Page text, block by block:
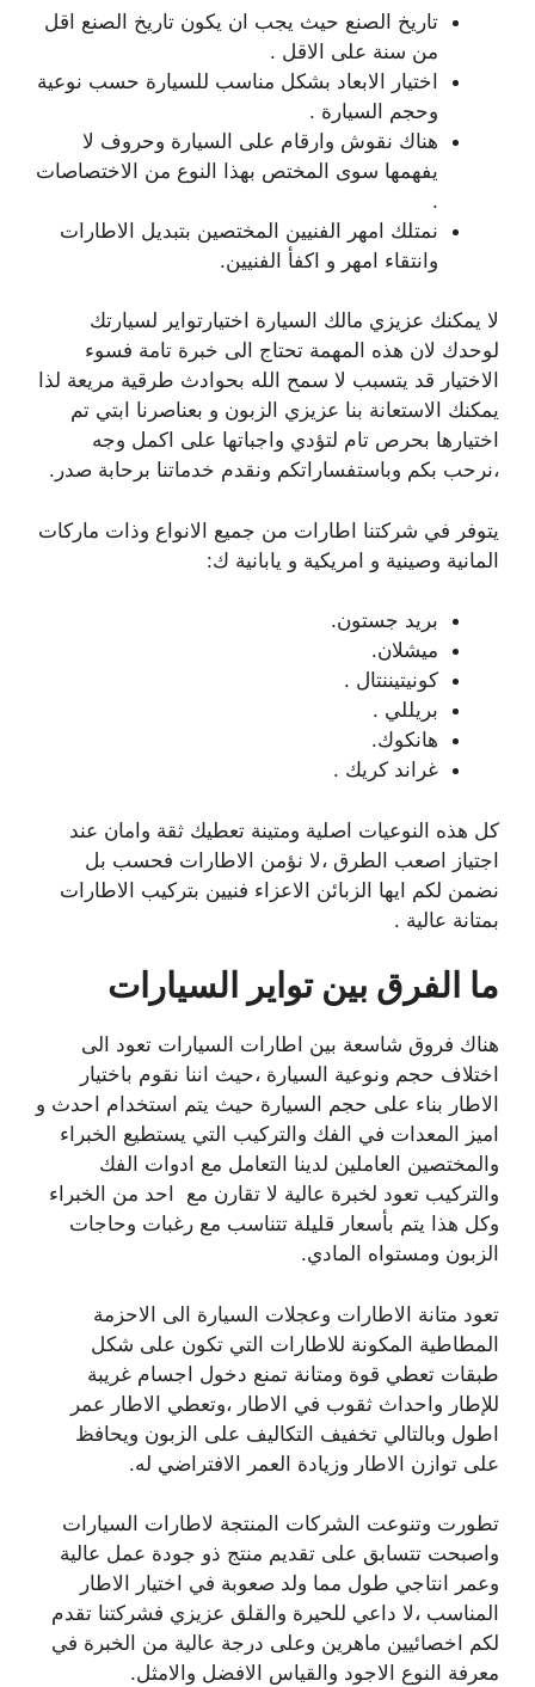
تاريخ الصنع حيث يجب ان يكون تاريخ الصنع اقل
من سنة على الاقل .
اختيار الابعاد بشكل مناسب للسيارة حسب نوعية
وحجم السيارة .
هناك نقوش وارقام على السيارة وحروف لا
يفهمها سوى المختص بهذا النوع من الاختصاصات
.
نمتلك امهر الفنيين المختصين بتبديل الاطارات
وانتقاء امهر و اكفأ الفنيين.
لا يمكنك عزيزي مالك السيارة اختيارتواير لسيارتك
لوحدك لان هذه المهمة تحتاج الى خبرة تامة فسوء
الاختيار قد يتسبب لا سمح الله بحوادث طرقية مريعة لذا
يمكنك الاستعانة بنا عزيزي الزبون و بعناصرنا ابتي تم
اختيارها بحرص تام لتؤدي واجباتها على اكمل وجه
،نرحب بكم وباستفساراتكم ونقدم خدماتنا برحابة صدر.
يتوفر في شركتنا اطارات من جميع الانواع وذات ماركات
المانية وصينية و امريكية و يابانية ك:
بريد جستون.
ميشلان.
كونيتيننتال .
بريللي .
هانكوك.
غراند كريك .
كل هذه النوعيات اصلية ومتينة تعطيك ثقة وامان عند
اجتياز اصعب الطرق ،لا نؤمن الاطارات فحسب بل
نضمن لكم ايها الزبائن الاعزاء فنيين بتركيب الاطارات
بمتانة عالية .
ما الفرق بين تواير السيارات
هناك فروق شاسعة بين اطارات السيارات تعود الى
اختلاف حجم ونوعية السيارة ،حيث اننا نقوم باختيار
الاطار بناء على حجم السيارة حيث يتم استخدام احدث و
اميز المعدات في الفك والتركيب التي يستطيع الخبراء
والمختصين العاملين لدينا التعامل مع ادوات الفك
والتركيب تعود لخبرة عالية لا تقارن مع احد من الخبراء
وكل هذا يتم بأسعار قليلة تتناسب مع رغبات وحاجات
الزبون ومستواه المادي.
تعود متانة الاطارات وعجلات السيارة الى الاحزمة
المطاطية المكونة للاطارات التي تكون على شكل
طبقات تعطي قوة ومتانة تمنع دخول اجسام غريبة
للإطار واحداث ثقوب في الاطار ،وتعطي الاطار عمر
اطول وبالتالي تخفيف التكاليف على الزبون ويحافظ
على توازن الاطار وزيادة العمر الافتراضي له.
تطورت وتنوعت الشركات المنتجة لاطارات السيارات
واصبحت تتسابق على تقديم منتج ذو جودة عمل عالية
وعمر انتاجي طول مما ولد صعوبة في اختيار الاطار
المناسب ،لا داعي للحيرة والقلق عزيزي فشركتنا تقدم
لكم اخصائيين ماهرين وعلى درجة عالية من الخبرة في
معرفة النوع الاجود والقياس الافضل والامثل.